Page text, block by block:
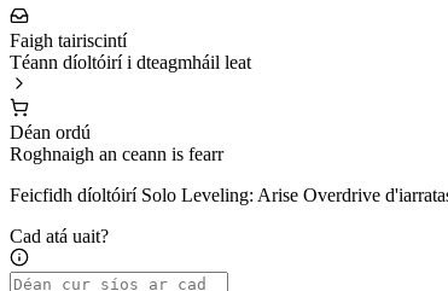
Faigh tairiscintí
Téann díoltóirí i dteagmháil leat
Déan ordú
Roghnaigh an ceann is fearr
Feicfidh díoltóirí Solo Leveling: Arise Overdrive
Cad atá uait?